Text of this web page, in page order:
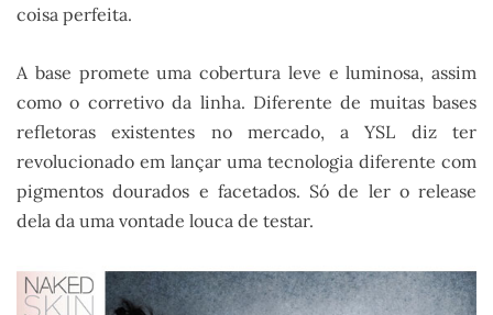
coisa perfeita.
A base promete uma cobertura leve e luminosa, assim
como o corretivo da linha. Diferente de muitas bases
refletoras existentes no mercado, a YSL diz ter
revolucionado em lançar uma tecnologia diferente com
pigmentos dourados e facetados. Só de ler o release
dela da uma vontade louca de testar.